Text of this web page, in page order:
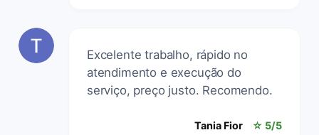
Excelente trabalho, rápido no
atendimento e execução do
serviço, preço justo. Recomendo.
Tania Fior ☆ 5/5